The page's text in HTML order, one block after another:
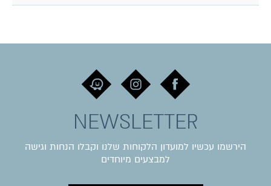
NEWSLETTER
הירשמו עכשיו למועדון הלקוחות שלנו וקבלו הנחות וגישה
למבצעים מיוחדים